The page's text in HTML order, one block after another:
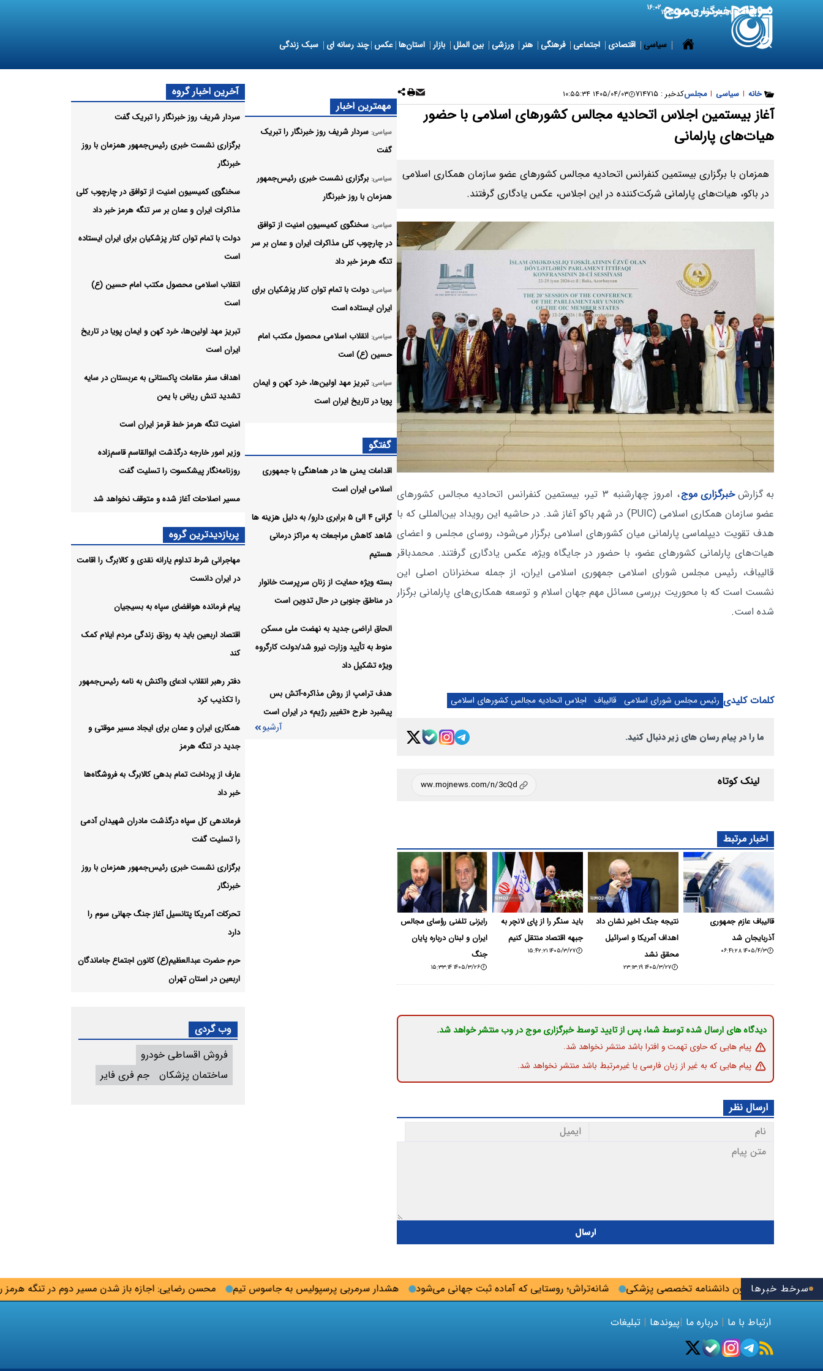
7 August 2026 جمعه ۱۶ مرداد ۱۴۰۵ ۱۶:۰۲
سیاسی اقتصادی اجتماعی فرهنگی هنر ورزشی بین الملل بازار استان‌ها عکس چند رسانه ای سبک زندگی
سرخط خبرها محسن رضایی: اجازه باز شدن مسیر دوم در تنگه هرمز را هشدار سرمربی پرسپولیس به جاسوس تیم شانه‌تراش؛ روستایی که آماده ثبت جهانی می‌شود ثبت‌نام آزمون دانشنامه تخصصی پزشکی
خانه | سیاسی | مجلسکدخبر : ۷۱۴۷۱۵ ۱۴۰۵/۰۴/۰۳ ۱۰:۵۵:۳۴
آغاز بیستمین اجلاس اتحادیه مجالس کشورهای اسلامی با حضور
هیات‌های پارلمانی
همزمان با برگزاری بیستمین کنفرانس اتحادیه مجالس کشورهای عضو سازمان همکاری اسلامی
در باکو، هیات‌های پارلمانی شرکت‌کننده در این اجلاس، عکس یادگاری گرفتند.
به گزارشخبرگزاری موج
، امروز چهارشنبه ۳ تیر، بیستمین کنفرانس اتحادیه مجالس کشورهای
عضو سازمان همکاری اسلامی (PUIC) در شهر باکو آغاز شد. در حاشیه این رویداد بین‌المللی که با
هدف تقویت دیپلماسی پارلمانی میان کشورهای اسلامی برگزار می‌شود، روسای مجلس و اعضای
هیات‌های پارلمانی کشورهای عضو، با حضور در جایگاه ویژه، عکس یادگاری گرفتند. محمدباقر
قالیباف، رئیس مجلس شورای اسلامی جمهوری اسلامی ایران، از جمله سخنرانان اصلی این
نشست است که با محوریت بررسی مسائل مهم جهان اسلام و توسعه همکاری‌های پارلمانی برگزار
شده است.
کلمات کلیدی رئیس مجلس شورای اسلامی قالیباف اجلاس اتحادیه مجالس کشورهای اسلامی
ما را در پیام رسان های زیر دنبال کنید.
لینک کوتاه
اخبار مرتبط
قالیباف عازم جمهوری
آذربایجان شد
۱۴۰۵/۴/۳ ۰۶:۴۱:۲۸
نتیجه جنگ اخیر نشان داد
اهداف آمریکا و اسرائیل
محقق نشد
۱۴۰۵/۳/۲۷ ۲۳:۱۳:۱۹
باید سنگر را از پای لانچر به
جبهه اقتصاد منتقل کنیم
۱۴۰۵/۳/۲۷ ۱۵:۴۲:۲۱
رایزنی تلفنی رؤسای مجالس
ایران و لبنان درباره پایان
جنگ
۱۴۰۵/۳/۲۶ ۱۵:۳۳:۱۴
دیدگاه های ارسال شده توسط شما، پس از تایید توسط خبرگزاری موج در وب منتشر خواهد شد.
پیام هایی که حاوی تهمت و افترا باشد منتشر نخواهد شد.
پیام هایی که به غیر از زبان فارسی یا غیرمرتبط باشد منتشر نخواهد شد.
ارسال نظر
ارسال
مهمترین اخبار
سیاسی: سردار شریف روز خبرنگار را تبریک
گفت
سیاسی: برگزاری نشست خبری رئیس‌جمهور
همزمان با روز خبرنگار
سیاسی: سخنگوی کمیسیون امنیت از توافق
در چارچوب کلی مذاکرات ایران و عمان بر سر
تنگه هرمز خبر داد
سیاسی: دولت با تمام توان کنار پزشکیان برای
ایران ایستاده است
سیاسی: انقلاب اسلامی محصول مکتب امام
حسین (ع) است
سیاسی: تبریز مهد اولین‌ها، خرد کهن و ایمان
پویا در تاریخ ایران است
عربستان در سایه تشدید تنش ریاض با یمن
سیاسی: امنیت تنگه هرمز خط قرمز ایران
است
سیاسی: وزیر امور خارجه درگذشت ابوالقاسم
قاسم‌زاده روزنامه‌نگار پیشکسوت را تسلیت
گفت
سیاسی: مسیر اصلاحات آغاز شده و متوقف
نخواهد شد
گفتگو
اقدامات یمنی ها در هماهنگی با جمهوری
اسلامی ایران است
گرانی ۴ الی ۵ برابری دارو/ به دلیل هزینه ها
شاهد کاهش مراجعات به مراکز درمانی
هستیم
بسته ویژه حمایت از زنان سرپرست خانوار
در مناطق جنوبی در حال تدوین است
الحاق اراضی جدید به نهضت ملی مسکن
منوط به تأیید وزارت نیرو شد/دولت کارگروه
ویژه تشکیل داد
هدف ترامپ از روش مذاکره-آتش بس
پیشبرد طرح «تغییر رژیم» در ایران است
آرشیو
آخرین اخبار گروه
سردار شریف روز خبرنگار را تبریک گفت
برگزاری نشست خبری رئیس‌جمهور همزمان با روز
خبرنگار
سخنگوی کمیسیون امنیت از توافق در چارچوب کلی
مذاکرات ایران و عمان بر سر تنگه هرمز خبر داد
دولت با تمام توان کنار پزشکیان برای ایران ایستاده
است
انقلاب اسلامی محصول مکتب امام حسین (ع)
است
تبریز مهد اولین‌ها، خرد کهن و ایمان پویا در تاریخ
ایران است
اهداف سفر مقامات پاکستانی به عربستان در سایه
تشدید تنش ریاض با یمن
امنیت تنگه هرمز خط قرمز ایران است
وزیر امور خارجه درگذشت ابوالقاسم قاسم‌زاده
روزنامه‌نگار پیشکسوت را تسلیت گفت
مسیر اصلاحات آغاز شده و متوقف نخواهد شد
پربازدیدترین گروه
مهاجرانی شرط تداوم یارانه نقدی و کالابرگ را اقامت
در ایران دانست
پیام فرمانده هوافضای سپاه به بسیجیان
اقتصاد اربعین باید به رونق زندگی مردم ایلام کمک
کند
دفتر رهبر انقلاب ادعای واکنش به نامه رئیس‌جمهور
را تکذیب کرد
همکاری ایران و عمان برای ایجاد مسیر موقتی و
جدید در تنگه هرمز
عارف از پرداخت تمام بدهی کالابرگ به فروشگاه‌ها
خبر داد
فرماندهی کل سپاه درگذشت مادران شهیدان آدمی
را تسلیت گفت
برگزاری نشست خبری رئیس‌جمهور همزمان با روز
خبرنگار
تحرکات آمریکا پتانسیل آغاز جنگ جهانی سوم را
دارد
حرم حضرت عبدالعظیم(ع) کانون اجتماع جاماندگان
اربعین در استان تهران
وب گردی
فروش اقساطی خودرو
ساختمان پزشکان
جم فری فایر
ارتباط با ما | درباره ما |پیوندها | تبلیغات